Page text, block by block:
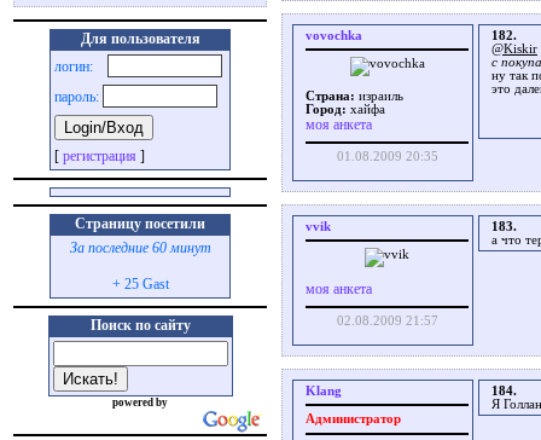
Для пользователя
логин:
пароль:
[ регистрация ]
Страницу посетили
За последние 60 минут
+ 25 Gast
Поиск по сайту
powered by
vovochka
Страна: израиль
Город: хайфа
моя анкета
01.08.2009 20:35
182.
@Kiskir
с
ну так
это
vvik
моя анкета
02.08.2009 21:57
183.
а что
Klang
Администратор
184.
Я